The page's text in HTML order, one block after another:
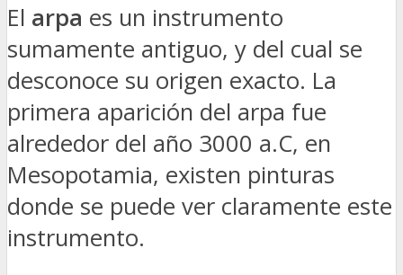
El arpa es un instrumento
sumamente antiguo, y del cual se
desconoce su origen exacto. La
primera aparición del arpa fue
alrededor del año 3000 a.C, en
Mesopotamia, existen pinturas
donde se puede ver claramente este
instrumento.